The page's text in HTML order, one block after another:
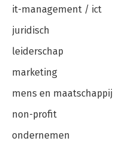
it-management / ict
juridisch
leiderschap
marketing
mens en maatschappij
non-profit
ondernemen